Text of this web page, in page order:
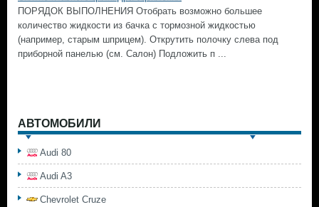
ПОРЯДОК ВЫПОЛНЕНИЯ Отобрать возможно большее
количество жидкости из бачка с тормозной жидкостью
(например, старым шприцем). Открутить полочку слева под
приборной панелью (см. Салон) Подложить п ...
АВТОМОБИЛИ
Audi 80
Audi A3
Chevrolet Cruze